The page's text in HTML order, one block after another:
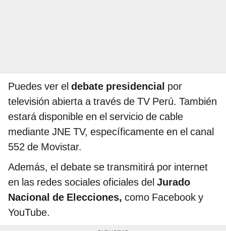
Puedes ver el debate presidencial por
televisión abierta a través de TV Perú. También
estará disponible en el servicio de cable
mediante JNE TV, específicamente en el canal
552 de Movistar.
Además, el debate se transmitirá por internet
en las redes sociales oficiales del Jurado
Nacional de Elecciones, como Facebook y
YouTube.